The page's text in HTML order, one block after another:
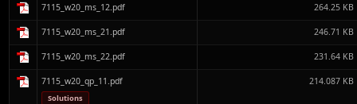
7115_w20_ms_12.pdf 264.25 KB
7115_w20_ms_21.pdf 246.71 KB
7115_w20_ms_22.pdf 231.64 KB
7115_w20_qp_11.pdf
Solutions
214.087 KB